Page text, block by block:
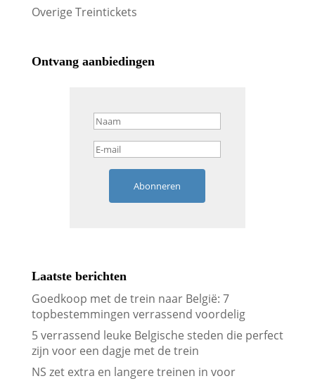
Overige Treintickets
Ontvang aanbiedingen
Abonneren
Laatste berichten
Goedkoop met de trein naar België: 7
topbestemmingen verrassend voordelig
5 verrassend leuke Belgische steden die perfect
zijn voor een dagje met de trein
NS zet extra en langere treinen in voor